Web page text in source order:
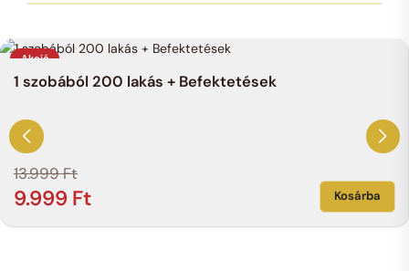
Akció
1 szobából 200 lakás + Befektetések
13.999Ft
9.999 Ft Kosárba